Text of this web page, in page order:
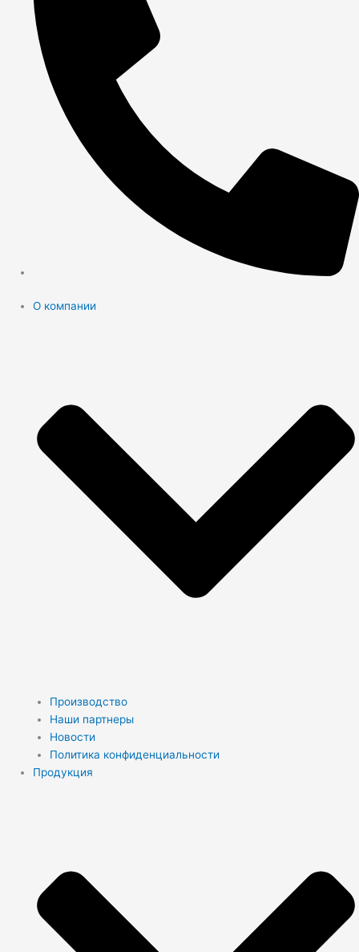
О компании
Производство
Наши партнеры
Новости
Политика конфиденциальности
Продукция